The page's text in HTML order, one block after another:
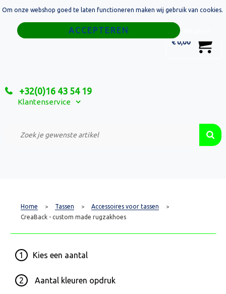
€ 0,00
+32(0)16 43 54 19
Klantenservice
Home
Relatiegeschenken
Custom Made Projecten
Home > Tassen > Accessoires voor tassen >
CreaBack - custom made rugzakhoes
1 Kies een aantal
2 Aantal kleuren opdruk
Om onze webshop goed te laten functioneren maken wij gebruik van cookies.